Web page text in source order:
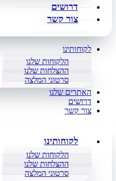
דרושים
צור קשר
לקוחותינו
הלקוחות שלנו
ההצלחות שלנו
סרטוני המלצה
האתרים שלנו
דרושים
צור קשר
לקוחותינו
הלקוחות שלנו
ההצלחות שלנו
סרטוני המלצה